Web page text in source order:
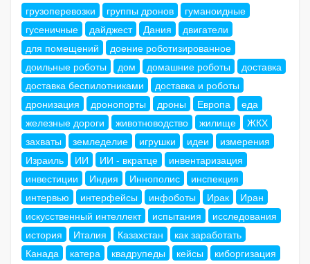
грузоперевозки
группы дронов
гуманоидные
гусеничные
дайджест Дания
двигатели
для помещений
доение роботизированное
доильные роботы
дом домашние роботы
доставка
доставка беспилотниками
доставка и роботы
дронизация
дронопорты дроны Европа
еда
железные дороги
животноводство жилище
ЖКХ
захваты
земледелие игрушки идеи
измерения
Израиль
ИИ ИИ - вкратце
инвентаризация
инвестиции
Индия Иннополис
инспекция
интервью
интерфейсы инфоботы Ирак
Иран
искусственный интеллект
испытания
исследования
история
Италия Казахстан
как заработать
Канада
катера квадрупеды кейсы
киборгизация